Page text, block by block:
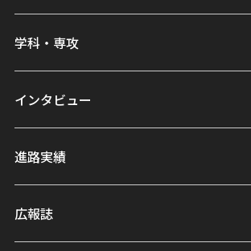
学科・専攻
インタビュー
進路実績
広報誌